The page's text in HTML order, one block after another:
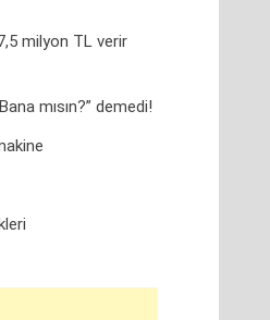
milyon TL verir
mısın?” demedi!